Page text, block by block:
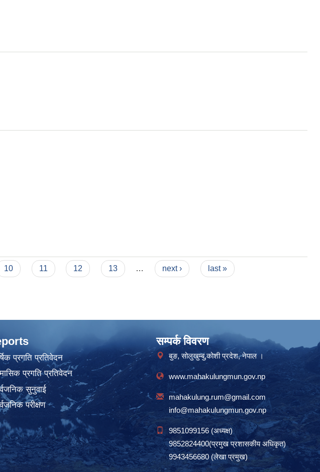
10 11 12 13 … next › last »
प्रगति प्रतिवेदन
प्रगति प्रतिवेदन
सुनुवाई
परीक्षण
सम्पर्क विवरण
बुङ, सोलुखुम्बु,कोशी प्रदेश, नेपाल ।
www.mahakulungmun.gov.np
mahakulung.rum@gmail.com
info@mahakulungmun.gov.np
9851099156 (अध्यक्ष)
9852824400(प्रमुख प्रशासकीय अधिकृत)
9943456680 (लेखा प्रमुख)